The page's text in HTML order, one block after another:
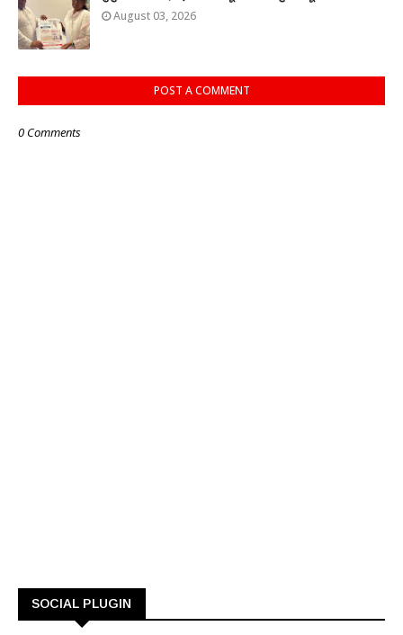
August 03, 2026
POST A COMMENT
0 Comments
SOCIAL PLUGIN